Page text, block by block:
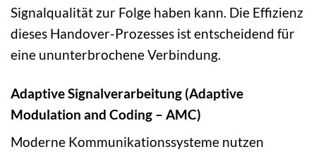
Signalqualität zur Folge haben kann. Die Effizienz
dieses Handover-Prozesses ist entscheidend für
eine ununterbrochene Verbindung.
Adaptive Signalverarbeitung (Adaptive
Modulation and Coding – AMC)
Moderne Kommunikationssysteme nutzen